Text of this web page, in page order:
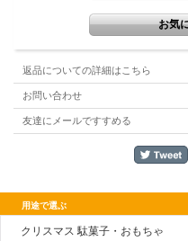
返品についての詳細はこちら
お問い合わせ
友達にメールですすめる
用途で選ぶ
クリスマス 駄菓子・おもちゃ